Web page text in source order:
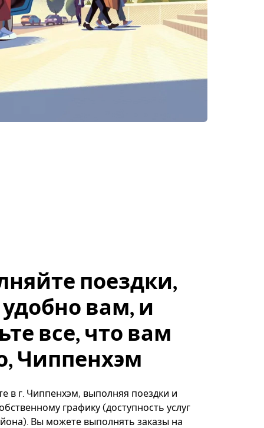
поездки,
удобно вам, и
все, что вам
Чиппенхэм
в г. Чиппенхэм, выполняя поездки и
графику (доступность услуг
Вы можете выполнять заказы на